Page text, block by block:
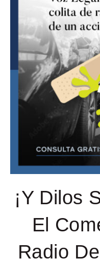
¡Y Dilos
El
Radio